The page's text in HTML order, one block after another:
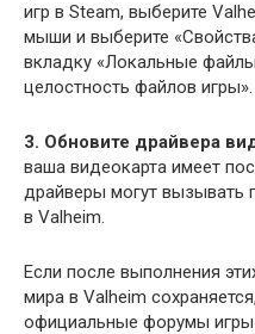
игр в Steam, выберите
мыши и выберите
вкладку «Локальные
целостность файлов игры».
3. Обновите драйвера
ваша видеокарта имеет
драйверы могут вызывать
в Valheim.
Если после выполнения
мира в Valheim
официальные форумы игры